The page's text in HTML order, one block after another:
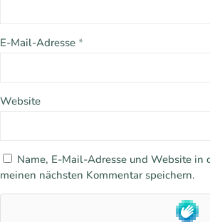
E-Mail-Adresse *
Website
Name, E-Mail-Adresse und Website in
meinen nächsten Kommentar speichern.